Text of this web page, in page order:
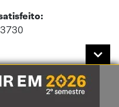
acordo com a nossaPolítica de
de Privacidade.